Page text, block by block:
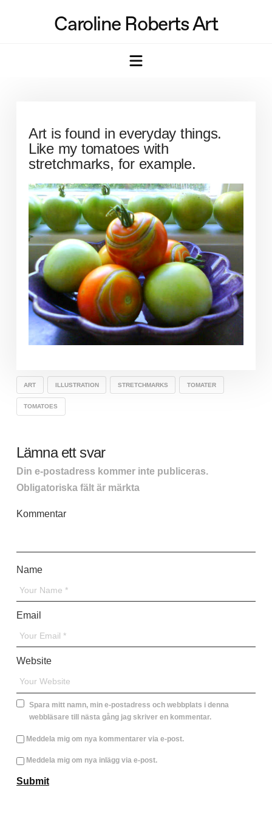
Caroline Roberts Art
Navigation
Art is found in everyday things.
Like my tomatoes with
stretchmarks, for example.
ART ILLUSTRATION STRETCHMARKS TOMATER
TOMATOES
Lämna ett svar
Din e-postadress kommer inte publiceras.
Obligatoriska fält är märkta
Kommentar
Name
Email
Website
Spara mitt namn, min e-postadress och webbplats i denna
webbläsare till nästa gång jag skriver en kommentar.
Meddela mig om nya kommentarer via e-post.
Meddela mig om nya inlägg via e-post.